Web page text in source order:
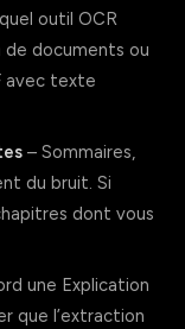
outil OCR
de documents ou
avec texte
– Sommaires,
du bruit. Si
dont vous
une Explication
que l’extraction